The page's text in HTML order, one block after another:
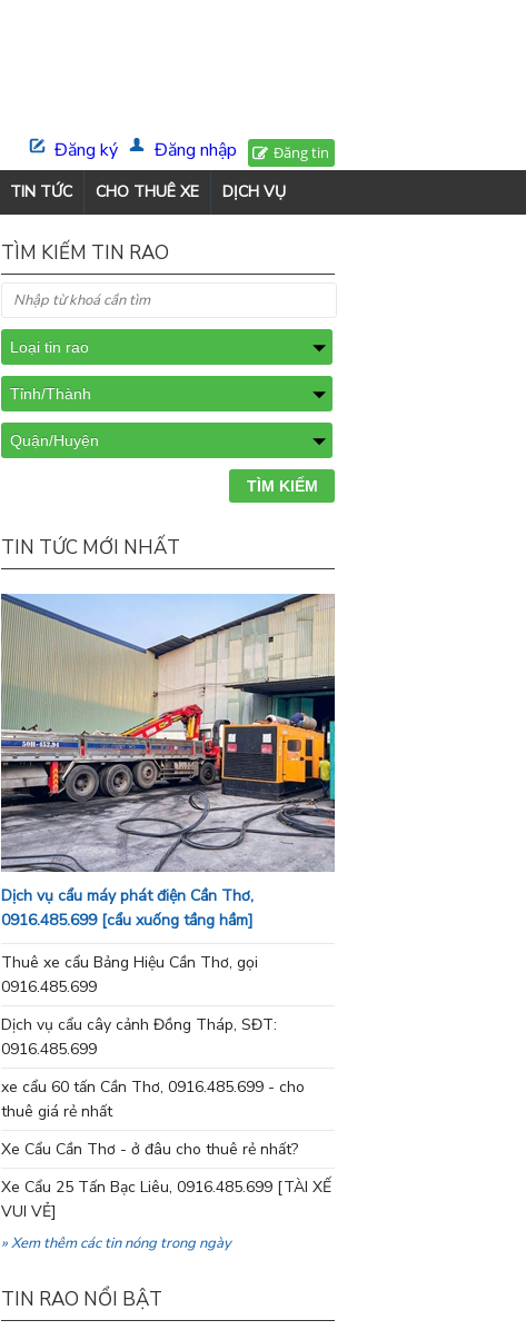
Đăng tin
Đăng nhập
Đăng ký
TIN TỨC CHO THUÊ XE DỊCH VỤ
TÌM KIẾM TIN RAO
TIN TỨC MỚI NHẤT
Dịch vụ cẩu máy phát điện Cần Thơ,
0916.485.699 [cẩu xuống tầng hầm]
Thuê xe cẩu Bảng Hiệu Cần Thơ, gọi
0916.485.699
Dịch vụ cẩu cây cảnh Đồng Tháp, SĐT:
0916.485.699
xe cẩu 60 tấn Cần Thơ, 0916.485.699 - cho
thuê giá rẻ nhất
Xe Cẩu Cần Thơ - ở đâu cho thuê rẻ nhất?
Xe Cẩu 25 Tấn Bạc Liêu, 0916.485.699 [TÀI XẾ
VUI VẺ]
» Xem thêm các tin nóng trong ngày
TIN RAO NỔI BẬT